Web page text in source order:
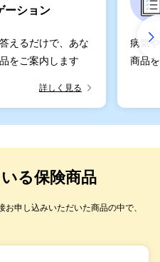
ーション
えるだけで、あな
をご案内します
詳しく見る
病気
商品
る保険商品
申し込みいただいた商品の中で、